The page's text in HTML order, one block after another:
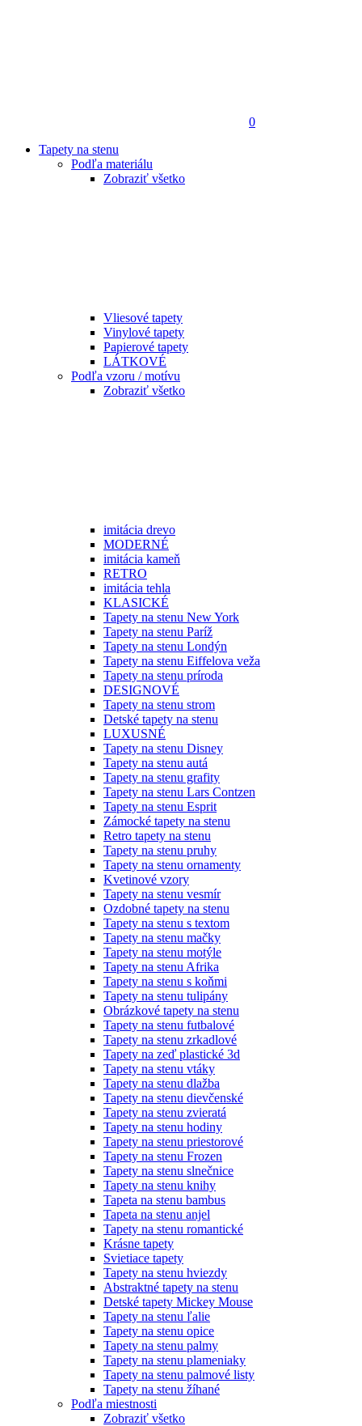
0
Tapety na stenu
Podľa materiálu
Zobraziť všetko
Vliesové tapety
Vinylové tapety
Papierové tapety
LÁTKOVÉ
Podľa vzoru / motívu
Zobraziť všetko
imitácia drevo
MODERNÉ
imitácia kameň
RETRO
imitácia tehla
KLASICKÉ
Tapety na stenu New York
Tapety na stenu Paríž
Tapety na stenu Londýn
Tapety na stenu Eiffelova veža
Tapety na stenu príroda
DESIGNOVÉ
Tapety na stenu strom
Detské tapety na stenu
LUXUSNÉ
Tapety na stenu Disney
Tapety na stenu autá
Tapety na stenu grafity
Tapety na stenu Lars Contzen
Tapety na stenu Esprit
Zámocké tapety na stenu
Retro tapety na stenu
Tapety na stenu pruhy
Tapety na stenu ornamenty
Kvetinové vzory
Tapety na stenu vesmír
Ozdobné tapety na stenu
Tapety na stenu s textom
Tapety na stenu mačky
Tapety na stenu motýle
Tapety na stenu Afrika
Tapety na stenu s koňmi
Tapety na stenu tulipány
Obrázkové tapety na stenu
Tapety na stenu futbalové
Tapety na stenu zrkadlové
Tapety na zeď plastické 3d
Tapety na stenu vtáky
Tapety na stenu dlažba
Tapety na stenu dievčenské
Tapety na stenu zvieratá
Tapety na stenu hodiny
Tapety na stenu priestorové
Tapety na stenu Frozen
Tapety na stenu slnečnice
Tapety na stenu knihy
Tapeta na stenu bambus
Tapeta na stenu anjel
Tapety na stenu romantické
Krásne tapety
Svietiace tapety
Tapety na stenu hviezdy
Abstraktné tapety na stenu
Detské tapety Mickey Mouse
Tapety na stenu ľalie
Tapety na stenu opice
Tapety na stenu palmy
Tapety na stenu plameniaky
Tapety na stenu palmové listy
Tapety na stenu žíhané
Podľa miestnosti
Zobraziť všetko